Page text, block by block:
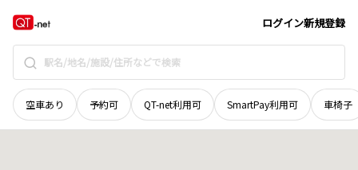
ログイン新規登録
空車あり 予約可 QT-net利用可 SmartPay利用可 車椅子
徳島県